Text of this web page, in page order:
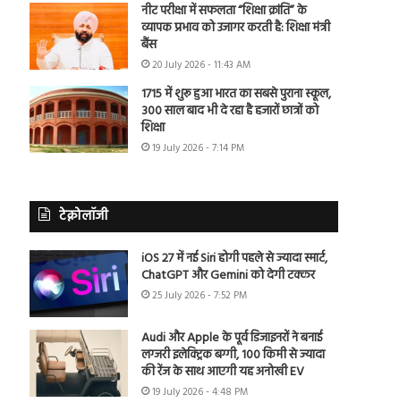
नीट परीक्षा में सफलता “शिक्षा क्रांति” के
व्यापक प्रभाव को उजागर करती है: शिक्षा मंत्री
बैंस
20 July 2026 - 11:43 AM
1715 में शुरू हुआ भारत का सबसे पुराना स्कूल,
300 साल बाद भी दे रहा है हजारों छात्रों को
शिक्षा
19 July 2026 - 7:14 PM
टेक्नोलॉजी
iOS 27 में नई Siri होगी पहले से ज्यादा स्मार्ट,
ChatGPT और Gemini को देगी टक्कर
25 July 2026 - 7:52 PM
Audi और Apple के पूर्व डिजाइनरों ने बनाई
लग्जरी इलेक्ट्रिक बग्गी, 100 किमी से ज्यादा
की रेंज के साथ आएगी यह अनोखी EV
19 July 2026 - 4:48 PM